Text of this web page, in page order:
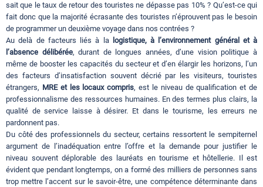
Contact
sait que le taux de retour des touristes ne dépasse pas 10% ? Qu’est-ce qui
fait donc que la majorité écrasante des touristes n’éprouvent pas le besoin
de programmer un deuxième voyage dans nos contrées ?
Au delà de facteurs liés à la logistique, à l’environnement général et à
l’absence délibérée, durant de longues années, d’une vision politique à
même de booster les capacités du secteur et d’en élargir les horizons, l’un
des facteurs d’insatisfaction souvent décrié par les visiteurs, touristes
étrangers, MRE et les locaux compris, est le niveau de qualification et de
professionnalisme des ressources humaines. En des termes plus clairs, la
qualité de service laisse à désirer. Et dans le tourisme, les erreurs ne
pardonnent pas.
Du côté des professionnels du secteur, certains ressortent le sempiternel
argument de l’inadéquation entre l’offre et la demande pour justifier le
niveau souvent déplorable des lauréats en tourisme et hôtellerie. Il est
évident que pendant longtemps, on a formé des milliers de personnes sans
trop mettre l’accent sur le savoir-être, une compétence déterminante dans